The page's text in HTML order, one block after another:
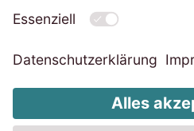
Impressum